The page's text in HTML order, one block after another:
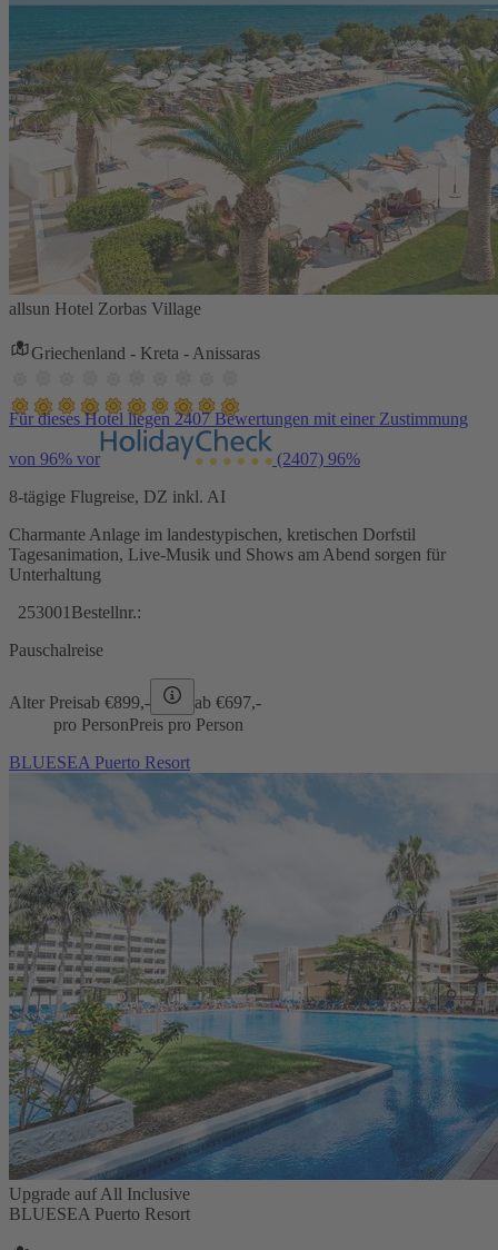
allsun Hotel Zorbas Village
Griechenland - Kreta - Anissaras
Für dieses Hotel liegen 2407 Bewertungen mit einer Zustimmung
von 96% vor (2407) 96%
8-tägige Flugreise, DZ inkl. AI
Charmante Anlage im landestypischen, kretischen Dorfstil
Tagesanimation, Live-Musik und Shows am Abend sorgen für
Unterhaltung
253001 Bestellnr.:
Pauschalreise
Alter Preisab €899,- ab €697,-
pro PersonPreis pro Person
BLUESEA Puerto Resort
Upgrade auf All Inclusive
BLUESEA Puerto Resort